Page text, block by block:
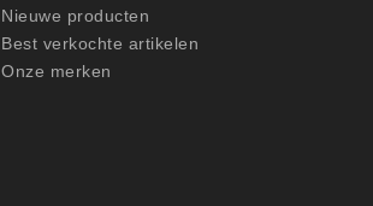
Nieuwe producten
Best verkochte artikelen
Onze merken